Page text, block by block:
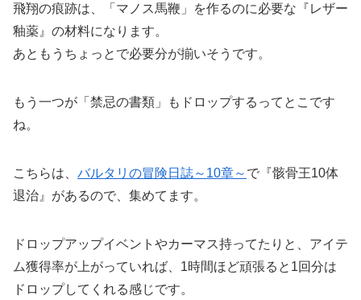
飛翔の痕跡は、「マノス馬鞭」を作るのに必要な『レザー
釉薬』の材料になります。
あともうちょっとで必要分が揃いそうです。
もう一つが「禁忌の書類」もドロップするってとこです
ね。
こちらは、 バルタリの冒険日誌～10章～ で『骸骨王10体
退治』があるので、集めてます。
ドロップアップイベントやカーマス持ってたりと、アイテ
ム獲得率が上がっていれば、1時間ほど頑張ると1回分は
ドロップしてくれる感じです。